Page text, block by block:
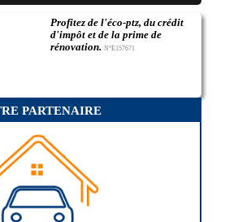
à Chaumes-en-Brie
à La Rochette
à Servon
à Donnemarie-Dontilly
à Bourron-Marlotte
à Montigny-sur-Loing
à Coupvray
à Pommeuse
à Saint-Germain-Laval
à Vernou-la-Celle-sur-Seine
à Rozay-en-Brie
Profitez de l'éco-ptz, du crédit
d'impôt et de la prime de
rénovation. N°E157671
PARTENAIRE